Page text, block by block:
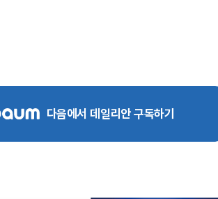
다음에서 데일리안 구독하기